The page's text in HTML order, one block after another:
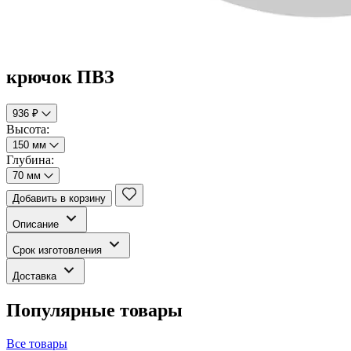
крючок ПВЗ
936 ₽
Высота:
150 мм
Глубина:
70 мм
Добавить в корзину
Описание
Срок изготовления
Доставка
Популярные товары
Все товары